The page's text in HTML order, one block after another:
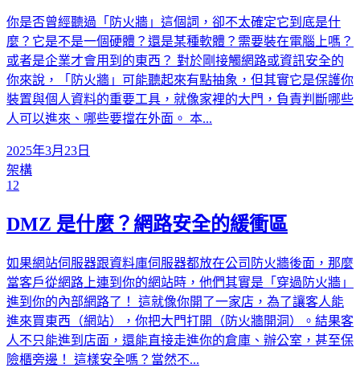
你是否曾經聽過「防火牆」這個詞，卻不太確定它到底是什
麼？它是不是一個硬體？還是某種軟體？需要裝在電腦上嗎？
或者是企業才會用到的東西？ 對於剛接觸網路或資訊安全的
你來說，「防火牆」可能聽起來有點抽象，但其實它是保護你
裝置與個人資料的重要工具，就像家裡的大門，負責判斷哪些
人可以進來、哪些要擋在外面。 本...
2025年3月23日
架構
12
DMZ 是什麼？網路安全的緩衝區
如果網站伺服器跟資料庫伺服器都放在公司防火牆後面，那麼
當客戶從網路上連到你的網站時，他們其實是「穿過防火牆」
進到你的內部網路了！ 這就像你開了一家店，為了讓客人能
進來買東西（網站），你把大門打開（防火牆開洞）。結果客
人不只能進到店面，還能直接走進你的倉庫、辦公室，甚至保
險櫃旁邊！ 這樣安全嗎？當然不...